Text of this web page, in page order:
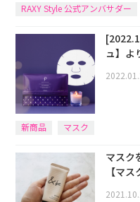
RAXY Style 公式アンバサダー
ュ】よ
新商品 マスク
マスク
【マ